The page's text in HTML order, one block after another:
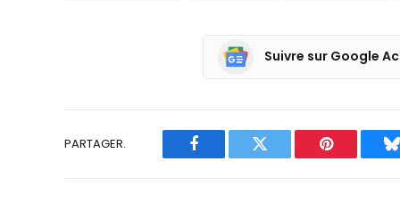
Suivre sur Google
PARTAGER.
Facebook Twitter Pinterest